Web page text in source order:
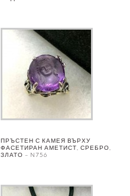
ПРЪСТЕН С КАМЕЯ ВЪРХУ
ФАСЕТИРАН АМЕТИСТ, СРЕБРО,
ЗЛАТО – N756